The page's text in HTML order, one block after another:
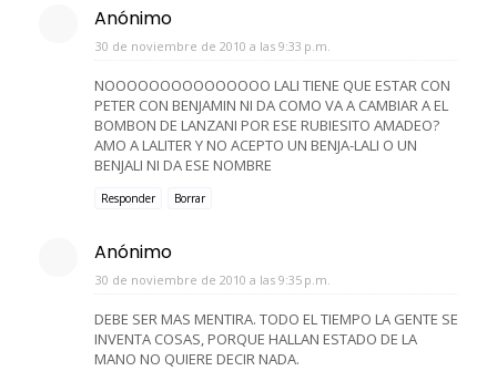
Anónimo
30 de noviembre de 2010 a las 9:33 p.m.
NOOOOOOOOOOOOOOO LALI TIENE QUE ESTAR CON
PETER CON BENJAMIN NI DA COMO VA A CAMBIAR A EL
BOMBON DE LANZANI POR ESE RUBIESITO AMADEO?
AMO A LALITER Y NO ACEPTO UN BENJA-LALI O UN
BENJALI NI DA ESE NOMBRE
Responder Borrar
Anónimo
30 de noviembre de 2010 a las 9:35 p.m.
DEBE SER MAS MENTIRA. TODO EL TIEMPO LA GENTE SE
INVENTA COSAS, PORQUE HALLAN ESTADO DE LA
MANO NO QUIERE DECIR NADA.